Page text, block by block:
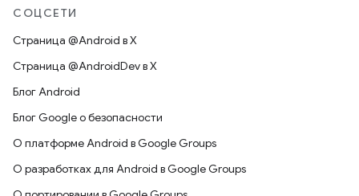
СОЦСЕТИ
Страница @Android в X
Страница @AndroidDev в X
Блог Android
Блог Google о безопасности
О платформе Android в Google Groups
О разработках для Android в Google Groups